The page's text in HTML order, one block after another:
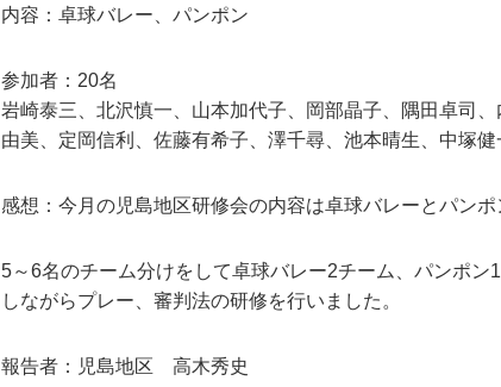
内容：卓球バレー、パンポン
参加者：20名
岩崎泰三、北沢慎一、山本加代子、岡部晶子、隅田卓司
由美、定岡信利、佐藤有希子、澤千尋、池本晴生、中塚健
感想：今月の児島地区研修会の内容は卓球バレーとパン
5～6名のチーム分けをして卓球バレー2チーム、パンポ
しながらプレー、審判法の研修を行いました。
報告者：児島地区 高木秀史